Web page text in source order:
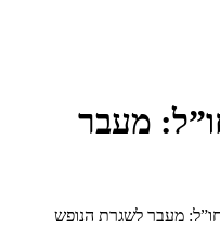
מעבר
מעבר לשגרת הנופש